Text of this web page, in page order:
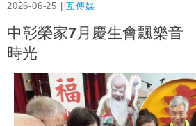
2026-06-25 |互傳媒
中彰榮家7月慶生會飄樂音
時光